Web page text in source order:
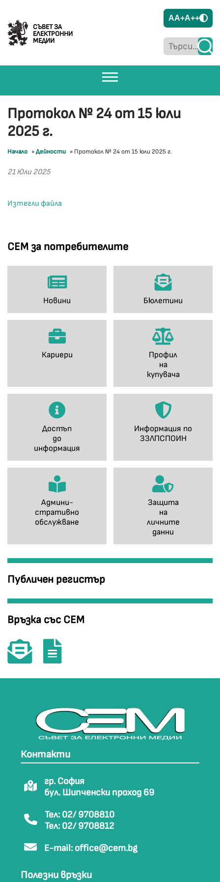
СЪВЕТ ЗА
ЕЛЕКТРОННИ
МЕДИИ
AA+A++
СЕМ за потребителите
Новини Бюлетини
Кариери
Профил
на
купувача
Достъп
до
информация
Информация по
ЗЗЛПСПОИН
Админи-
стративно
обслужване
Защита
на
личните
данни
Публичен регистър
Връзка със СЕМ
Протокол № 24 от 15 юли
2025 г.
Начало »Дейности » Протокол № 24 от 15 юли 2025 г.
21 Юли 2025
Изтегли файла
Контакти
гр. София
бул. Шипченски проход 69
Тел: 02/ 9708810
Тел: 02/ 9708812
E-mail: office@cem.bg
Полезни връзки